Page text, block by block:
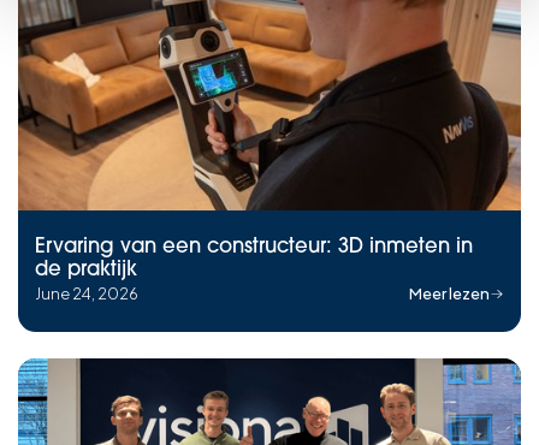
Ervaring van een constructeur: 3D inmeten in
de praktijk
June 24, 2026
Meer lezen